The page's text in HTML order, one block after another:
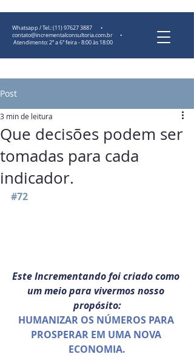
Whatsapp / Tel.:(11) 97627 3887 •
contato@incrementalconsultoria.com.br •
Atendimento: 2ª a 6ª feira - 8:00 às 18:00
Post
Que decisões podem ser
tomadas para cada
indicador.
3 min de leitura
#72
Este Incrementando foi criado como
um meio para vivermos nosso
propósito:
HUMANIZAR OS NÚMEROS PARA
PROSPERAR EM UMA NOVA
ECONOMIA.